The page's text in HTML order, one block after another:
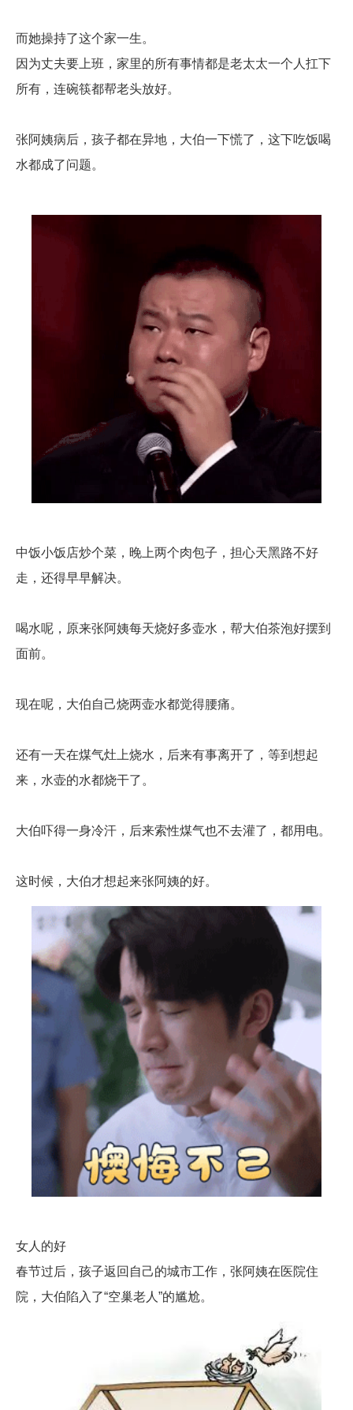
而她操持了这个家一生。
因为丈夫要上班，家里的所有事情都是老太太一个人扛下
所有，连碗筷都帮老头放好。
张阿姨病后，孩子都在异地，大伯一下慌了，这下吃饭喝
水都成了问题。
中饭小饭店炒个菜，晚上两个肉包子，担心天黑路不好
走，还得早早解决。
喝水呢，原来张阿姨每天烧好多壶水，帮大伯茶泡好摆到
面前。
现在呢，大伯自己烧两壶水都觉得腰痛。
还有一天在煤气灶上烧水，后来有事离开了，等到想起
来，水壶的水都烧干了。
大伯吓得一身冷汗，后来索性煤气也不去灌了，都用电。
这时候，大伯才想起来张阿姨的好。
女人的好
春节过后，孩子返回自己的城市工作，张阿姨在医院住
院，大伯陷入了“空巢老人”的尴尬。